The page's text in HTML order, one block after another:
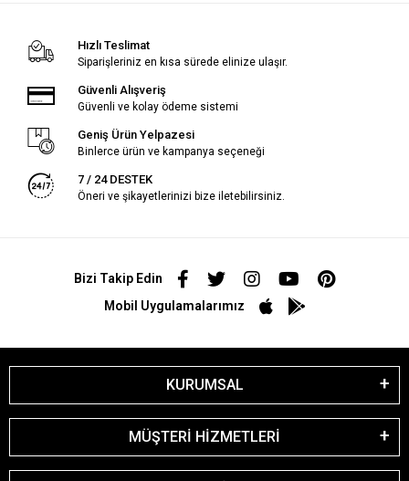
Hızlı Teslimat
Siparişleriniz en kısa sürede elinize ulaşır.
Güvenli Alışveriş
Güvenli ve kolay ödeme sistemi
Geniş Ürün Yelpazesi
Binlerce ürün ve kampanya seçeneği
7 / 24 DESTEK
Öneri ve şikayetlerinizi bize iletebilirsiniz.
Bizi Takip Edin
Mobil Uygulamalarımız
KURUMSAL
MÜŞTERİ HİZMETLERİ